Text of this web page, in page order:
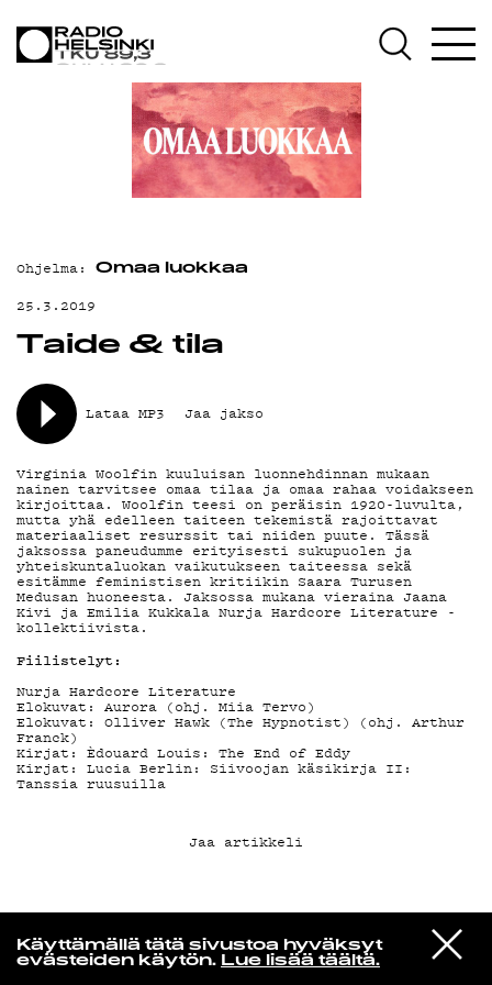
Käyttämällä tätä sivustoa hyväksyt
evästeiden käytön. Lue lisää täältä.
VIESTI
STUDIOON
Isaac Hayes
Soulsville
AJANKOHTAISTA
OHJELMAT
TEKIJÄT
ON-DEMAND
PODCAST
MAINOSTA
YHTEYSTIEDOT
G LIVELAB
YSTÄVÄKLUBI
TIETOSUOJA
KIRJAUDU SISÄÄN
Ohjelma: Omaa luokkaa
25.3.2019
Taide & tila
Lataa MP3 Jaa jakso
Virginia Woolfin kuuluisan luonnehdinnan mukaan
nainen tarvitsee omaa tilaa ja omaa rahaa voidakseen
kirjoittaa. Woolfin teesi on peräisin 1920-luvulta,
mutta yhä edelleen taiteen tekemistä rajoittavat
materiaaliset resurssit tai niiden puute. Tässä
jaksossa paneudumme erityisesti sukupuolen ja
yhteiskuntaluokan vaikutukseen taiteessa sekä
esitämme feministisen kritiikin Saara Turusen
Medusan huoneesta. Jaksossa mukana vieraina Jaana
Kivi ja Emilia Kukkala Nurja Hardcore Literature -
kollektiivista.
Fiilistelyt:
Nurja Hardcore Literature
Elokuvat: Aurora (ohj. Miia Tervo)
Elokuvat: Olliver Hawk (The Hypnotist) (ohj. Arthur
Franck)
Kirjat: Èdouard Louis: The End of Eddy
Kirjat: Lucia Berlin: Siivoojan käsikirja II:
Tanssia ruusuilla
Jaa artikkeli